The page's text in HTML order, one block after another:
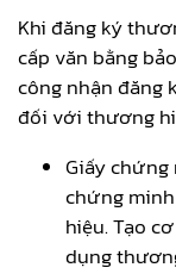
Khi đăng ký
cấp văn bằng
công nhận đăng
đối với thương
Giấy chứng
chứng
hiệu. Tạo
dụng